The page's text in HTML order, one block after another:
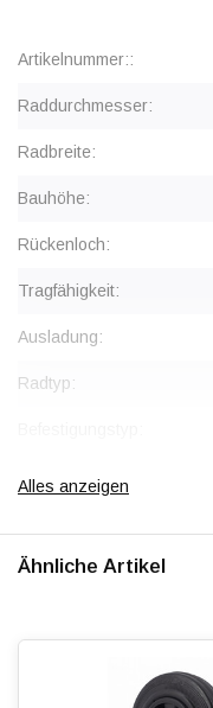
Artikelnummer::
Raddurchmesser:
Radbreite:
Bauhöhe:
Rückenloch:
Tragfähigkeit:
Ausladung:
Radtyp:
Gabel:
Radlagerung:
Alles anzeigen
Ähnliche Artikel